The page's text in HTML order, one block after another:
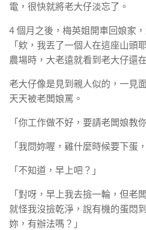
電，很快就將老大仔淡忘了。
4 個月之後，梅英姐開車回娘家
「欸，我丟了一個人在這座山頭
農場時，大老遠就看到老大仔還
老大仔像是見到親人似的，一見
天天被老闆娘罵。
「你工作做不好，要請老闆娘教你
「我問妳喔，雞什麼時候要下蛋
「不知道，早上吧？」
「對呀，早上我去撿一輪，但老
就怪我沒撿乾淨，說有機的蛋
妳，有辦法嗎？」